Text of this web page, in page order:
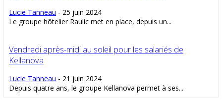
Lucie Tanneau - 25 juin 2024
Le groupe hôtelier Raulic met en place, depuis un...
Vendredi après-midi au soleil pour les salariés de
Kellanova
Lucie Tanneau - 21 juin 2024
Depuis quatre ans, le groupe Kellanova permet à ses...